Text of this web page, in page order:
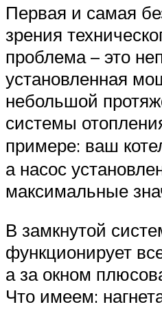
Первая и самая
зрения
проблема – это
установленная
небольшой
системы
примере: ваш
а насос
максимальные
В замкнутой
функционирует
а за окном
Что имеем: